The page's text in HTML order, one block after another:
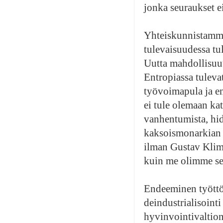
jonka seuraukset
tulevaisuudessa
Uutta
Entropiassa
työvoimapula ja
ei tule olemaan
vanhentumista,
ilman Gustav
kuin me olimme
Endeeminen
hyvinvointivaltion